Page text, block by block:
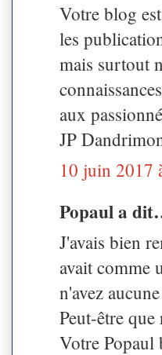
Votre blog
les
mais surtout
aux
JP
10 juin 2017
Popaul a
J'avais bien
avait comme
n'avez
Peut-être
Votre Popaul